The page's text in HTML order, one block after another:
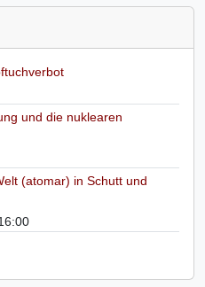
und die nuklearen
(atomar) in Schutt und